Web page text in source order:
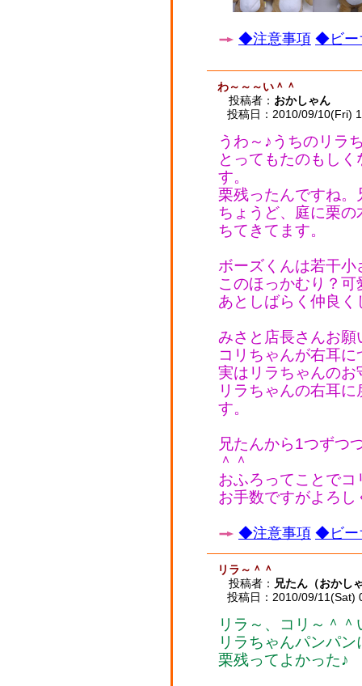
◆注意事項 ◆ビー
わ～～～い＾＾
投稿者： おかしゃん
投稿日：2010/09/10(Fri)
うわ～♪うちのリラ
とってもたのもし
す。
栗残ったんですね
ちょうど、庭に栗
ちてきてます。
ボーズくんは若干
このほっかむり？可
あとしばらく仲良
みさと店長さんお願
コリちゃんが右耳
実はリラちゃんのお
リラちゃんの右耳
す。
兄たんから1つずつ
＾＾
おふろってことで
お手数ですがよろ
◆注意事項 ◆ビー
リラ～＾＾
投稿者： 兄たん（おかし
投稿日：2010/09/11(Sat)
リラ～、コリ～＾
リラちゃんパンパ
栗残ってよかった♪